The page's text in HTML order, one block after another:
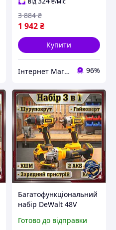
Шиномонтажний DU-
27
1 942₴
3 884 ₴
Купити
Інтернет Магазин "Tano" 96%
Багатофункціональний
набір DeWalt 48V
шурупокрут гайковерт
Готово до відправки